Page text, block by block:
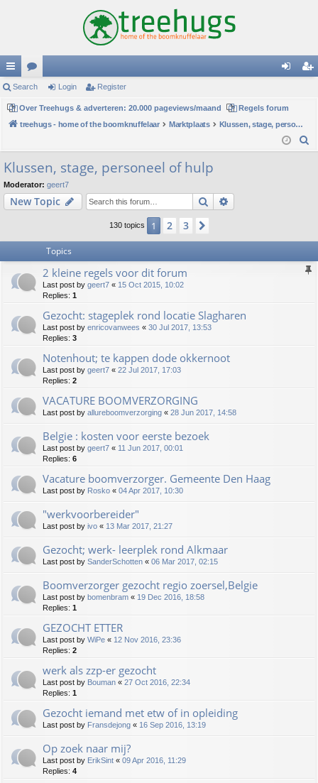
ui
ck
lin
ks
or
u
m
s
in
Search Login Register
Over Treehugs & adverteren: 20.000 pageviews/maand
Regels forum
treehugs - home of the boomknuffelaar
Marktplaats
Klussen, stage, personeel of hulp
Klussen, stage, personeel of hulp
Moderator: geert7
New Topic Search
130 topics 1 2 3
Topics
2 kleine regels voor dit forum
Last post by geert7 « 15 Oct 2015, 10:02
Replies: 1
Gezocht: stageplek rond locatie Slagharen
Last post by enricovanwees « 30 Jul 2017, 13:53
Replies: 3
Notenhout; te kappen dode okkernoot
Last post by geert7 « 22 Jul 2017, 17:03
Replies: 2
VACATURE BOOMVERZORGING
Last post by allureboomverzorging « 28 Jun 2017, 14:58
Belgie : kosten voor eerste bezoek
Last post by geert7 « 11 Jun 2017, 00:01
Replies: 6
Vacature boomverzorger. Gemeente Den Haag
Last post by Rosko « 04 Apr 2017, 10:30
"werkvoorbereider"
Last post by ivo « 13 Mar 2017, 21:27
Gezocht; werk- leerplek rond Alkmaar
Last post by SanderSchotten « 06 Mar 2017, 02:15
Boomverzorger gezocht regio zoersel,Belgie
Last post by bomenbram « 19 Dec 2016, 18:58
Replies: 1
GEZOCHT ETTER
Last post by WiPe « 12 Nov 2016, 23:36
Replies: 2
werk als zzp-er gezocht
Last post by Bouman « 27 Oct 2016, 22:34
Replies: 1
Gezocht iemand met etw of in opleiding
Last post by Fransdejong « 16 Sep 2016, 13:19
Op zoek naar mij?
Last post by ErikSint « 09 Apr 2016, 11:29
Replies: 4